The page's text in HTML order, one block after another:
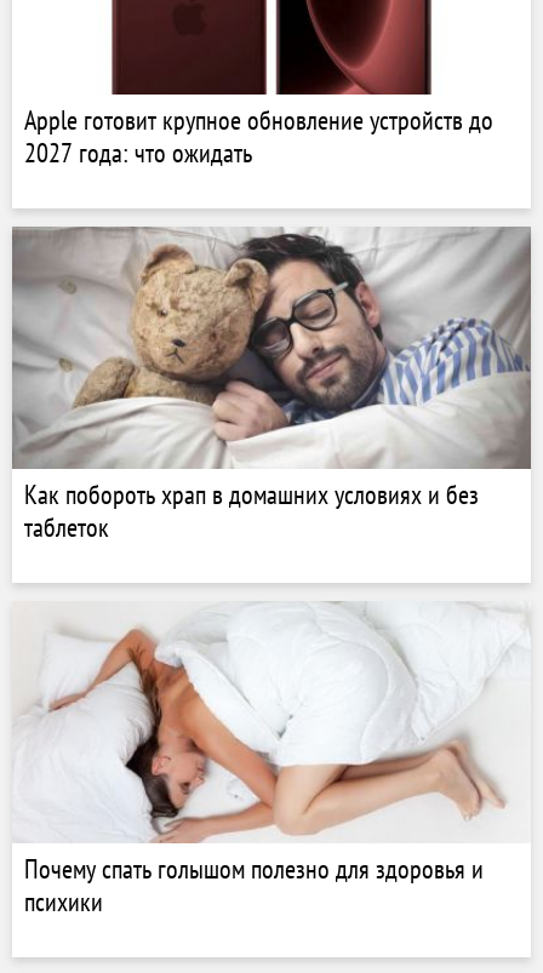
Apple готовит крупное обновление устройств до
2027 года: что ожидать
Как побороть храп в домашних условиях и без
таблеток
Почему спать голышом полезно для здоровья и
психики